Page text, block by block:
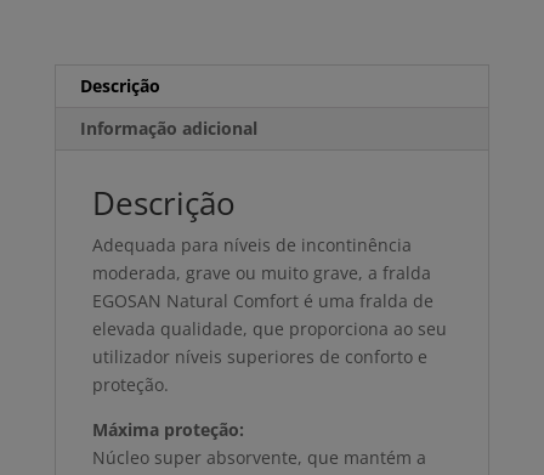
Descrição
Informação adicional
Descrição
Adequada para níveis de incontinência
moderada, grave ou muito grave, a fralda
EGOSAN Natural Comfort é uma fralda de
elevada qualidade, que proporciona ao seu
utilizador níveis superiores de conforto e
proteção.
Máxima proteção:
Núcleo super absorvente, que mantém a